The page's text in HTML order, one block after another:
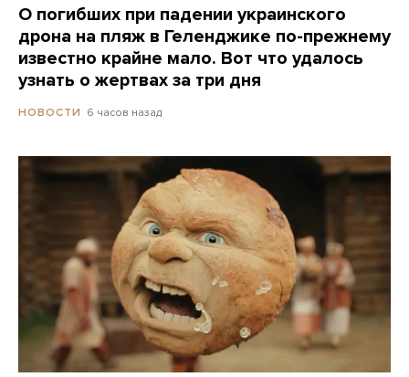
О погибших при падении украинского
дрона на пляж в Геленджике по-прежнему
известно крайне мало. Вот что удалось
узнать о жертвах за три дня
НОВОСТИ 6 часов назад